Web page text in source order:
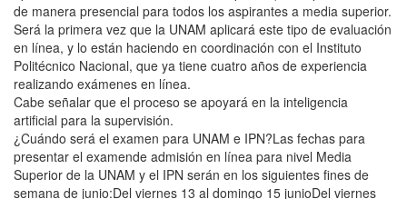
de manera presencial para todos los aspirantes a media superior.
Será la primera vez que la UNAM aplicará este tipo de evaluación
en línea, y lo están haciendo en coordinación con el Instituto
Politécnico Nacional, que ya tiene cuatro años de experiencia
realizando exámenes en línea.
Cabe señalar que el proceso se apoyará en la inteligencia
artificial para la supervisión.
¿Cuándo será el examen para UNAM e IPN?Las fechas para
presentar el examende admisión en línea para nivel Media
Superior de la UNAM y el IPN serán en los siguientes fines de
semana de junio:Del viernes 13 al domingo 15 junioDel viernes